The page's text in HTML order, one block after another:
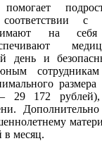
с
на себя
день и
29 172 рублей),
в месяц.